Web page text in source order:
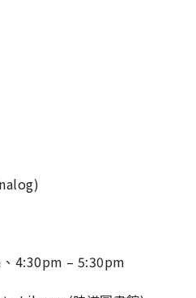
4:30pm – 5:30pm